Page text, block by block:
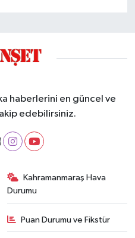
haberlerini en güncel ve
edebilirsiniz.
Kahramanmaraş Hava
Durumu
Puan Durumu ve Fikstür